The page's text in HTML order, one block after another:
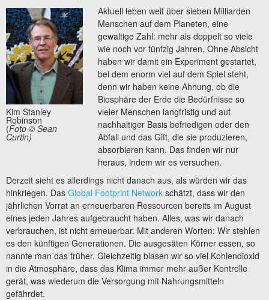
Kim Stanley
Robinson
(Foto © Sean
Curtin)
Aktuell leben weit über sieben Milliarden
Menschen auf dem Planeten, eine
gewaltige Zahl: mehr als doppelt so viele
wie noch vor fünfzig Jahren. Ohne Absicht
haben wir damit ein Experiment gestartet,
bei dem enorm viel auf dem Spiel steht,
denn wir haben keine Ahnung, ob die
Biosphäre der Erde die Bedürfnisse so
vieler Menschen langfristig und auf
nachhaltiger Basis befriedigen oder den
Abfall und das Gift, die sie produzieren,
absorbieren kann. Das finden wir nur
heraus, indem wir es versuchen.
Derzeit sieht es allerdings nicht danach aus, als würden wir das
hinkriegen. Das Global Footprint Network schätzt, dass wir den
jährlichen Vorrat an erneuerbaren Ressourcen bereits im August
eines jeden Jahres aufgebraucht haben. Alles, was wir danach
verbrauchen, ist nicht erneuerbar. Mit anderen Worten: Wir stehlen
es den künftigen Generationen. Die ausgesäten Körner essen, so
nannte man das früher. Gleichzeitig blasen wir so viel Kohlendioxid
in die Atmosphäre, dass das Klima immer mehr außer Kontrolle
gerät, was wiederum die Versorgung mit Nahrungsmitteln
gefährdet.